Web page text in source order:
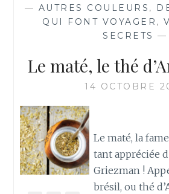
— AUTRES COULEURS ,
QUI FONT VOYAGER ,
SECRETS —
Le maté, le thé
14 OCTOBRE
Le maté, la
tant appréciée
Griezman !
brésil, ou thé